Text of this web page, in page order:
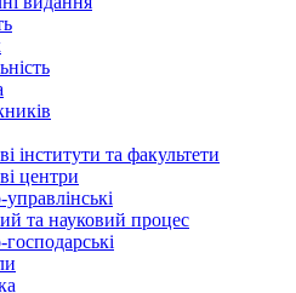
інститути та факультети
центри
та науковий процес